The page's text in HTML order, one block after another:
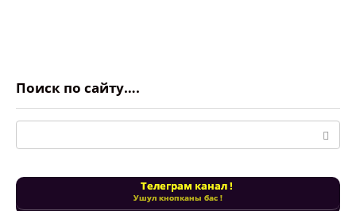
Поиск по сайту….
Поиск:
Телеграм канал !
Ушул кнопканы бас !